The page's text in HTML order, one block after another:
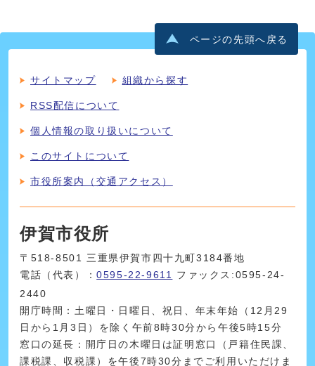
ページの先頭へ戻る
サイトマップ 組織から探す
RSS配信について
個人情報の取り扱いについて
このサイトについて
市役所案内（交通アクセス）
伊賀市役所
〒518-8501 三重県伊賀市四十九町3184番地
電話（代表）：0595-22-9611
ファックス:0595-24-
2440
開庁時間：土曜日・日曜日、祝日、年末年始（12月29
日から1月3日）を除く午前8時30分から午後5時15分
窓口の延長：開庁日の木曜日は証明窓口（戸籍住民課、
課税課、収税課）を午後7時30分までご利用いただけま